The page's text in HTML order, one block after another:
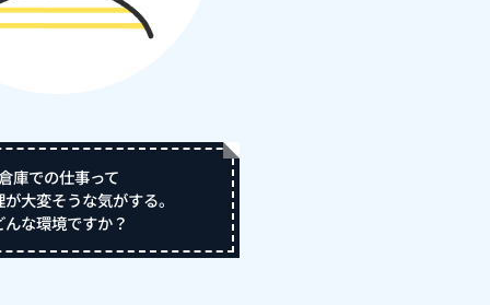
庫での仕事って
大変そうな気がする。
んな環境ですか？